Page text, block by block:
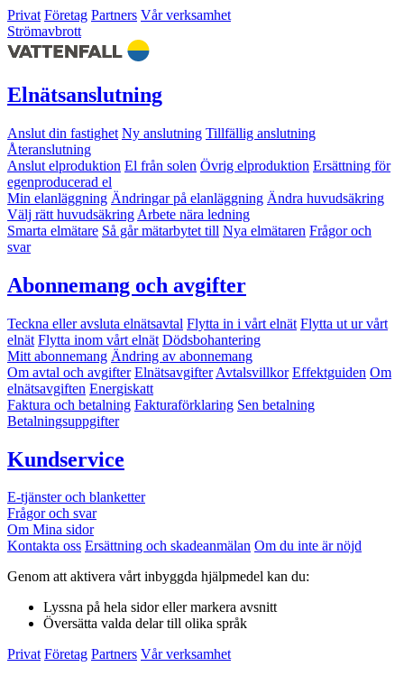
Privat Företag Partners Vår verksamhet
Strömavbrott
Elnätsanslutning
Anslut din fastighet Ny anslutning Tillfällig anslutning
Återanslutning
Anslut elproduktion El från solen Övrig elproduktion Ersättning för
egenproducerad el
Min elanläggning Ändringar på elanläggning Ändra huvudsäkring
Välj rätt huvudsäkring Arbete nära ledning
Smarta elmätare Så går mätarbytet till Nya elmätaren Frågor och
svar
Abonnemang och avgifter
Teckna eller avsluta elnätsavtal Flytta in i vårt elnät Flytta ut ur vårt
elnät Flytta inom vårt elnät Dödsbohantering
Mitt abonnemang Ändring av abonnemang
Om avtal och avgifter Elnätsavgifter Avtalsvillkor Effektguiden Om
elnätsavgiften Energiskatt
Faktura och betalning Fakturaförklaring Sen betalning
Betalningsuppgifter
Kundservice
E-tjänster och blanketter
Frågor och svar
Om Mina sidor
Kontakta oss Ersättning och skadeanmälan Om du inte är nöjd
Genom att aktivera vårt inbyggda hjälpmedel kan du:
Lyssna på hela sidor eller markera avsnitt
Översätta valda delar till olika språk
Privat Företag Partners Vår verksamhet